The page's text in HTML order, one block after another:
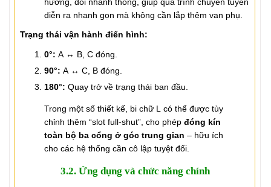
diễn ra nhanh gọn mà không cần lắp thêm van phụ.
Trạng thái vận hành điển hình:
0°: A ↔ B, C đóng.
90°: A ↔ C, B đóng.
180°: Quay trở về trạng thái ban đầu.
Trong một số thiết kế, bi chữ L có thể được tùy
chỉnh thêm “slot full-shut”, cho phép đóng kín
toàn bộ ba cổng ở góc trung gian – hữu ích
cho các hệ thống cần cô lập tuyệt đối.
3.2. Ứng dụng và chức năng chính